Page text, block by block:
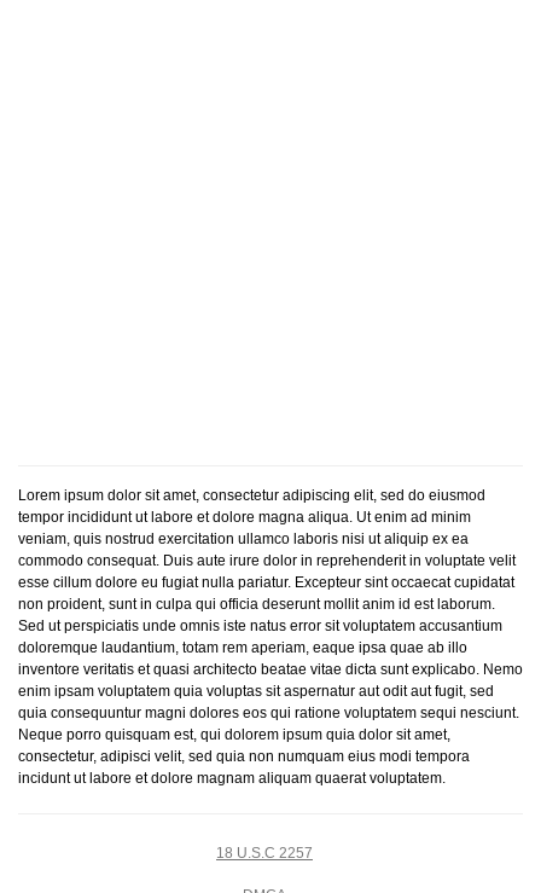
Lorem ipsum dolor sit amet, consectetur adipiscing elit, sed do eiusmod
tempor incididunt ut labore et dolore magna aliqua. Ut enim ad minim
veniam, quis nostrud exercitation ullamco laboris nisi ut aliquip ex ea
commodo consequat. Duis aute irure dolor in reprehenderit in voluptate velit
esse cillum dolore eu fugiat nulla pariatur. Excepteur sint occaecat cupidatat
non proident, sunt in culpa qui officia deserunt mollit anim id est laborum.
Sed ut perspiciatis unde omnis iste natus error sit voluptatem accusantium
doloremque laudantium, totam rem aperiam, eaque ipsa quae ab illo
inventore veritatis et quasi architecto beatae vitae dicta sunt explicabo. Nemo
enim ipsam voluptatem quia voluptas sit aspernatur aut odit aut fugit, sed
quia consequuntur magni dolores eos qui ratione voluptatem sequi nesciunt.
Neque porro quisquam est, qui dolorem ipsum quia dolor sit amet,
consectetur, adipisci velit, sed quia non numquam eius modi tempora
incidunt ut labore et dolore magnam aliquam quaerat voluptatem.
18 U.S.C 2257